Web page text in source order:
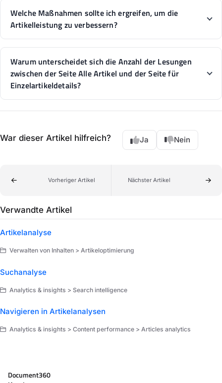
Welche Maßnahmen sollte ich ergreifen, um die
Artikelleistung zu verbessern?
Warum unterscheidet sich die Anzahl der Lesungen
zwischen der Seite Alle Artikel und der Seite für
Einzelartikeldetails?
War dieser Artikel hilfreich? Ja Nein
Vorheriger Artikel Nächster Artikel
Verwandte Artikel
Artikelanalyse
Verwalten von Inhalten > Artikeloptimierung
Suchanalyse
Analytics & insights > Search intelligence
Navigieren in Artikelanalysen
Analytics & insights > Content performance > Articles analytics
Document360